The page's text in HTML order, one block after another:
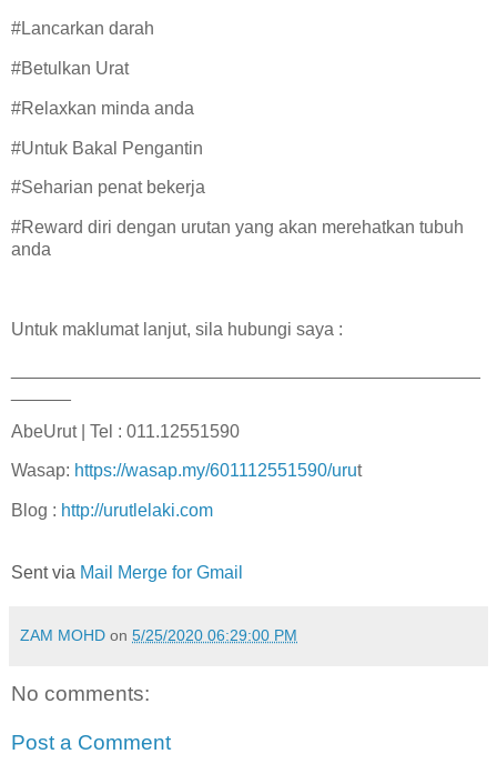
#Lancarkan darah
#Betulkan Urat
#Relaxkan minda anda
#Untuk Bakal Pengantin
#Seharian penat bekerja
#Reward diri dengan urutan yang akan merehatkan tubuh
anda
Untuk maklumat lanjut, sila hubungi saya :
AbeUrut | Tel : 011.12551590
Wasap: https://wasap.my/601112551590/urut
Blog : http://urutlelaki.com
Sent via Mail Merge for Gmail
ZAM MOHD on 5/25/2020 06:29:00 PM
No comments:
Post a Comment